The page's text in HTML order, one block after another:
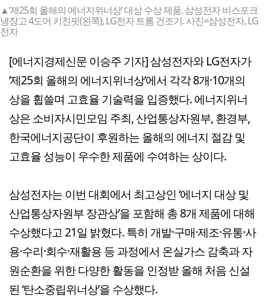
▲‘제25회 올해의 에너지위너상’ 대상 수상 제품. 삼성전자 비스포크
냉장고 4도어 키친핏(왼쪽), LG전자 트롬 건조기. 사진=삼성전자, LG
전자
[에너지경제신문 이승주 기자] 삼성전자와 LG전자가
‘제25회 올해의 에너지위너상’에서 각각 8개·10개의
상을 휩쓸며 고효율 기술력을 입증했다. 에너지위너
상은 소비자시민모임 주최, 산업통상자원부, 환경부,
한국에너지공단이 후원하는 올해의 에너지 절감 및
고효율 성능이 우수한 제품에 수여하는 상이다.
삼성전자는 이번 대회에서 최고상인 ‘에너지 대상 및
산업통상자원부 장관상’을 포함해 총 8개 제품에 대해
수상했다고 21일 밝혔다. 특히 개발·구매·제조·유통·사
용·수리·회수·재활용 등 과정에서 온실가스 감축과 자
원순환을 위한 다양한 활동을 인정받 올해 처음 신설
된 ‘탄소중립위너상’을 수상했다.